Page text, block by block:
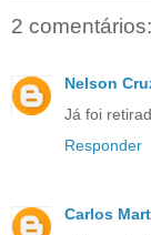
2 comentários:
Nelson
Já foi
Responder
Carlos